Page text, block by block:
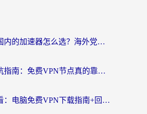
国外翻回国内的加速器怎么选？海外党亲测实用指南，告别地域限制
海外党避坑指南：免费VPN节点真的靠谱吗？教你选对回国加速器无缝访问国内资源
海外党必看：电脑免费VPN下载指南+回国加速器选择全攻略，告别地区限制